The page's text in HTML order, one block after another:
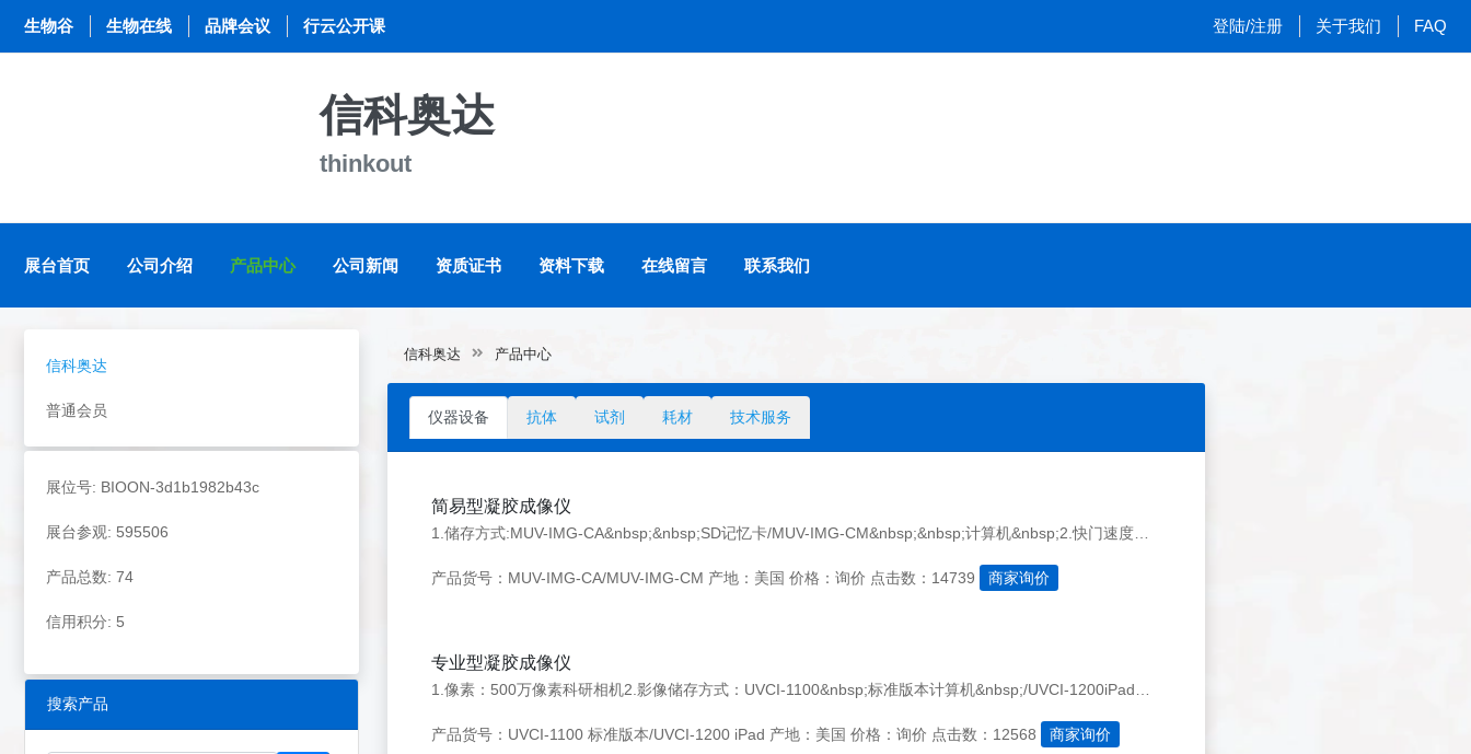
生物谷 生物在线 品牌会议 行云公开课 登陆/注册 关于我们 FAQ
信科奥达
thinkout
展台首页 公司介绍 产品中心 公司新闻 资质证书 资料下载 在线留言 联系我们
信科奥达
普通会员
展位号: BIOON-3d1b1982b43c
展台参观: 595506
产品总数: 74
信用积分: 5
搜索产品
信科奥达 产品中心
仪器设备 抗体 试剂 耗材 技术服务
简易型凝胶成像仪
1.储存方式:MUV-IMG-CA&nbsp;&nbsp;SD记忆卡/MUV-IMG-CM&nbsp;&nbsp;计算机&nbsp;2.快门速度：MUV-IMG-CA&nbsp;&nbsp;15-1/4000sec/MUV-IMG-CM&nbsp;30-0.01sec3.图像尺寸：Appro*260*210mm
产品货号：MUV-IMG-CA/MUV-IMG-CM 产地：美国 价格：询价 点击数：14739 商家询价
专业型凝胶成像仪
产品货号：UVCI-1100 标准版本/UVCI-1200 iPad 产地：美国 价格：询价 点击数：12568 商家询价